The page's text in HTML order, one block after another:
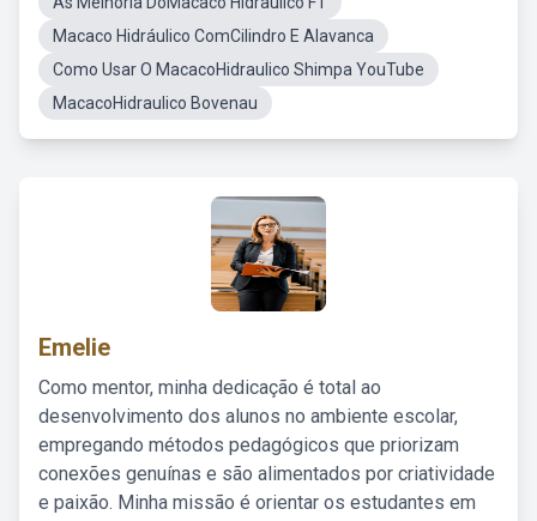
Macaco Hidráulico ComCilindro E Alavanca
Como Usar O MacacoHidraulico Shimpa YouTube
MacacoHidraulico Bovenau
Emelie
Como mentor, minha dedicação é total ao
desenvolvimento dos alunos no ambiente escolar,
empregando métodos pedagógicos que priorizam
conexões genuínas e são alimentados por criatividade
e paixão. Minha missão é orientar os estudantes em